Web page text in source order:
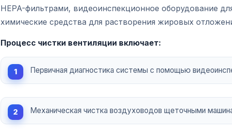
HEPA-фильтрами, видеоинспекционное оборудование
химические средства для растворения жировых
Процесс чистки вентиляции включает:
Первичная диагностика системы с помощью
Механическая чистка воздуховодов щеточными